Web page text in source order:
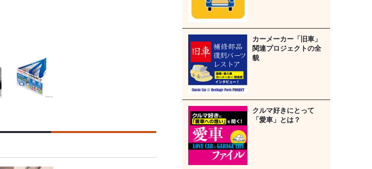
カーメーカー「旧車」
関連プロジェクトの全
貌
クルマ好きにとって
「愛車」とは？